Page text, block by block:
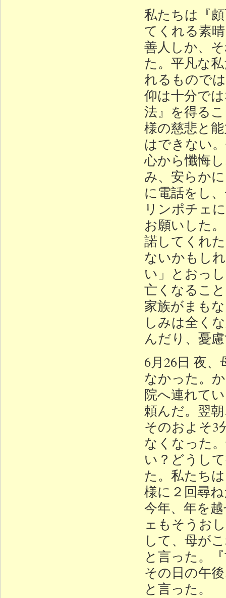
私たちは『
てくれる素
善人しか、
た。平凡な
れるもので
仰は十分で
法』を得る
様の慈悲と
はできない
心から懺悔
み、安らか
に電話をし
リンポチェ
お願いした
諾してくれ
ないかもし
い」とおっ
亡くなるこ
家族がまも
しみは全く
んだり、憂
6月26日 夜
なかった。
院へ連れて
頼んだ。翌
そのおよそ3
なくなった
い？どうし
た。私たち
様に２回尋
今年、年を
ェもそうお
して、母が
と言った。
その日の午
と言った。